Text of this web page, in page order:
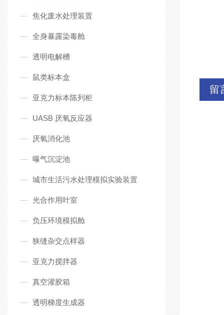
焦化废水处理装置
全身暴露染毒舱
透明电解槽
鼠类标本盒
亚克力标本陈列柜
UASB 厌氧反应器
厌氧消化池
曝气沉淀池
城市生活污水处理模拟实验装置
光合作用叶室
负压环境模拟舱
狭缝杂交点样器
亚克力搅拌器
真空灌胶箱
透明梯度生成器
留